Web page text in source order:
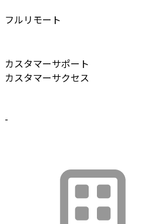
フルリモート
カスタマーサポート
カスタマーサクセス
-